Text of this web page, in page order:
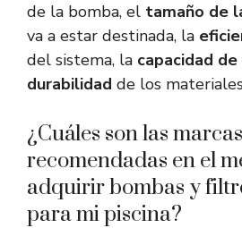
de la bomba, el tamaño de
va a estar destinada, la
del sistema, la capacidad
durabilidad de los
¿Cuáles son las
recomendadas en el
adquirir bombas y
para mi piscina?